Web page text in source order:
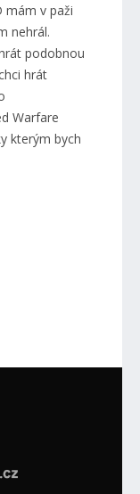
mám v paži
nehrál.
podobnou
hrát
Warfare
kterým bych